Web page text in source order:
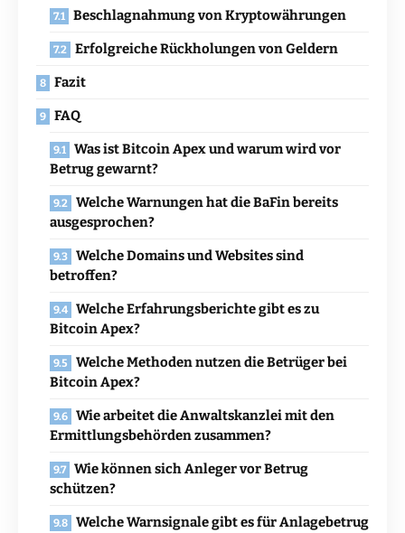
Beschlagnahmung von Kryptowährungen
Erfolgreiche Rückholungen von Geldern
Fazit
FAQ
Was ist Bitcoin Apex und warum wird vor
Betrug gewarnt?
Welche Warnungen hat die BaFin bereits
ausgesprochen?
Welche Domains und Websites sind
betroffen?
Welche Erfahrungsberichte gibt es zu
Bitcoin Apex?
Welche Methoden nutzen die Betrüger bei
Bitcoin Apex?
Wie arbeitet die Anwaltskanzlei mit den
Ermittlungsbehörden zusammen?
Wie können sich Anleger vor Betrug
schützen?
Welche Warnsignale gibt es für Anlagebetrug